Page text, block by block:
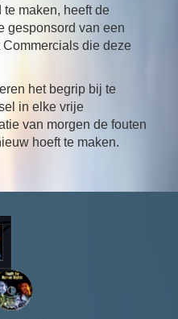
te maken, heeft de
gesponsord van een
die deze
het begrip bij te
in elke vrije
van morgen de fouten
hoeft te maken.